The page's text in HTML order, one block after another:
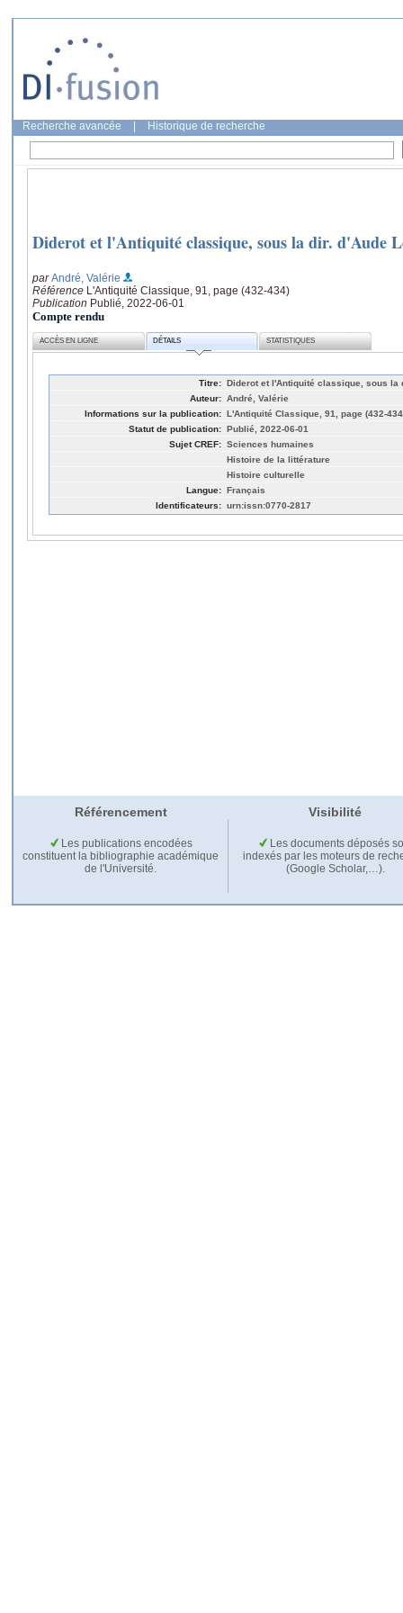
Recherche avancée Historique de recherche
Diderot et l'Antiquité classique, sous la dir. d'Aude
parAndré, Valérie
Référence L'Antiquité Classique, 91, page (432-434)
Publication Publié, 2022-06-01
Compte rendu
ACCÈS EN LIGNE DÉTAILS STATISTIQUES
Titre: Diderot et l'Antiquité classique, sous la
Auteur: André, Valérie
Informations sur la publication: L'Antiquité Classique, 91, page (432-
Statut de publication: Publié, 2022-06-01
Sujet CREF: Sciences humaines
Histoire de la littérature
Histoire culturelle
Langue: Français
Identificateurs: urn:issn:0770-2817
Référencement Visibilité
Les publications encodées
constituent la bibliographie académique
de l'Université.
Les documents déposés
indexés par les moteurs de
(Google Scholar,…).